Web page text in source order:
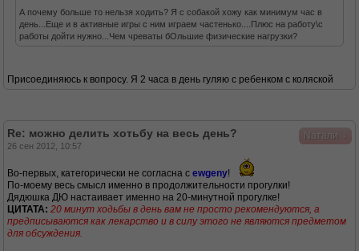
А почему больше то нельзя ходить? Я с собакой хожу как минимум час в
день...Еще и в активные игры с ним играем частенько....Плюс на работу\с
работы дойти нужно...Чем чреваты бОльшие физические нагрузки?
Присоединяюсь к вопросу. Я 2 часа в день гуляю с ребенком с коляской
Nатали
Re: можно делить хотьбу на весь день?
26 сен 2012, 10:57
Во-первых, категорически не согласна с ewgeny!
По-моему весь смысл именно в продолжительности прогулки!
Дядюшка ДЮ настаивает именно на 20-минутной прогулке!
ЦИТАТА: 20 минут ходьбы в день вам не просто рекомендуются, а
предписываются как лекарство и в силу этого не являются предметом
для обсуждения.